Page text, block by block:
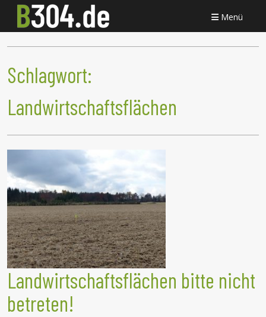
Menü
Schlagwort:
Landwirtschaftsflächen
Landwirtschaftsflächen bitte nicht
betreten!